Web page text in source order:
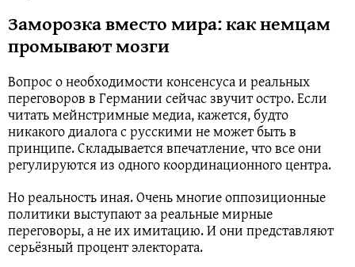
Заморозка вместо мира: как немцам
промывают мозги
Вопрос о необходимости консенсуса и реальных
переговоров в Германии сейчас звучит остро. Если
читать мейнстримные медиа, кажется, будто
никакого диалога с русскими не может быть в
принципе. Складывается впечатление, что все они
регулируются из одного координационного центра.
Но реальность иная. Очень многие оппозиционные
политики выступают за реальные мирные
переговоры, а не их имитацию. И они представляют
серьёзный процент электората.